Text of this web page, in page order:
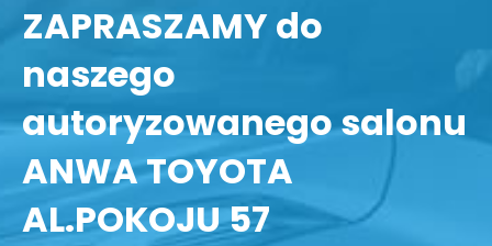
ZAPRASZAMY do
naszego
autoryzowanego salonu
ANWA TOYOTA
AL.POKOJU 57